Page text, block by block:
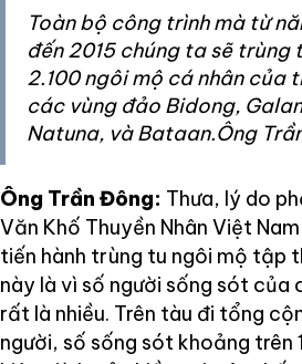
Toàn bộ công trình mà từ
đến 2015 chúng ta sẽ trùng
2.100 ngôi mộ cá nhân của
các vùng đảo Bidong,
Natuna, và Bataan.Ông
Ông Trần Đông: Thưa, lý do
Văn Khố Thuyền Nhân Việt
tiến hành trùng tu ngôi mộ tập
này là vì số người sống sót của
rất là nhiều. Trên tàu đi tổng
người, số sống sót khoảng trên